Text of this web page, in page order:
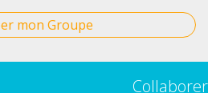
mon Groupe
Collaborer